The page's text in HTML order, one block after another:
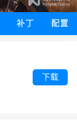
补丁 配置
下载